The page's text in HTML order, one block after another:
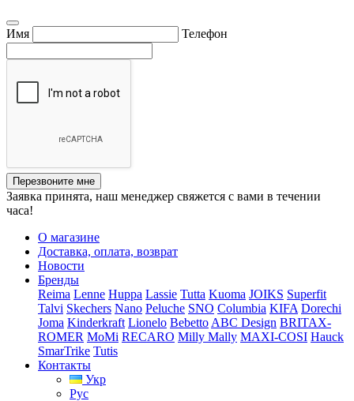
Имя Телефон
Перезвоните мне
Заявка принята, наш менеджер свяжется с вами в течении
часа!
О магазине
Доставка, оплата, возврат
Новости
Бренды
Reima Lenne Huppa Lassie Tutta Kuoma JOIKS Superfit
Talvi Skechers Nano Peluche SNO Columbia KIFA Dorechi
Joma Kinderkraft Lionelo Bebetto ABC Design BRITAX-
ROMER MoMi RECARO Milly Mally MAXI-COSI Hauck
SmarTrike Tutis
Контакты
Укр
Рус